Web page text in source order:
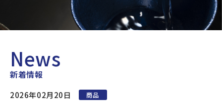
News
新着情報
2026年02月20日 商品